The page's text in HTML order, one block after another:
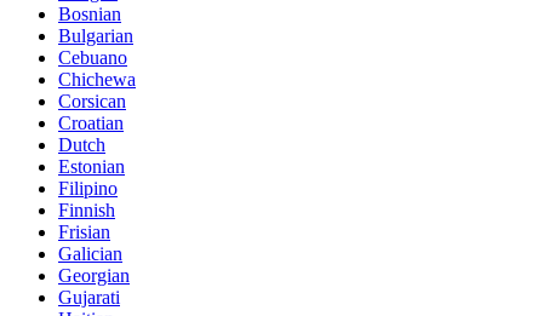
Bosnian
Bulgarian
Cebuano
Chichewa
Corsican
Croatian
Dutch
Estonian
Filipino
Finnish
Frisian
Galician
Georgian
Gujarati